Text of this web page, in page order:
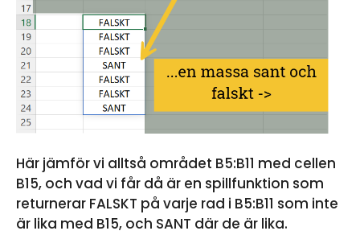
Här jämför vi alltså området B5:B11 med cellen
B15, och vad vi får då är en spillfunktion som
returnerar FALSKT på varje rad i B5:B11 som inte
är lika med B15, och SANT där de är lika.